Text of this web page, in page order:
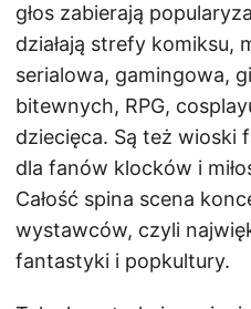
głos zabierają
działają strefy komiksu,
serialowa, gamingowa,
bitewnych, RPG,
dziecięca. Są też wioski
dla fanów klocków i
Całość spina scena
wystawców, czyli
fantastyki i popkultury.